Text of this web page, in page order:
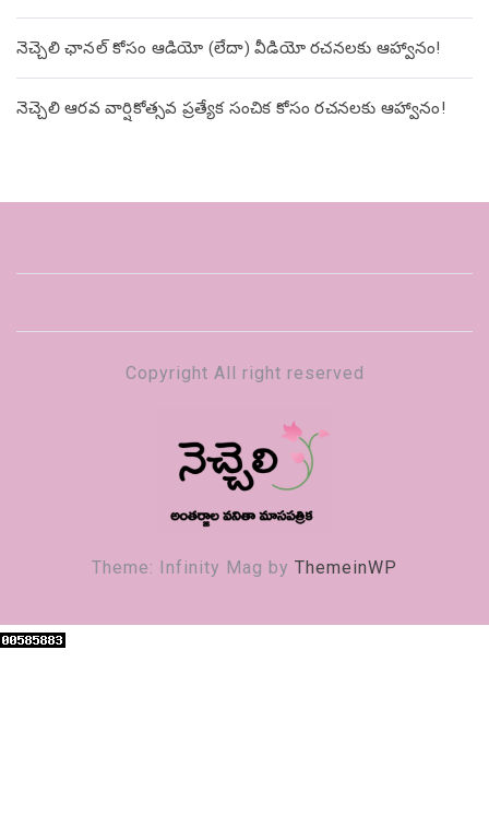
నెచ్చెలి ఛానల్ కోసం ఆడియో (లేదా) వీడియో రచనలకు ఆహ్వానం!
నెచ్చెలి ఆరవ వార్షికోత్సవ ప్రత్యేక సంచిక కోసం రచనలకు ఆహ్వానం!
Copyright All right reserved
Theme: Infinity Mag by ThemeinWP